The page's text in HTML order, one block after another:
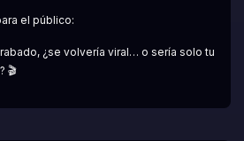
el público:
¿se volvería viral… o sería solo tu
🎬